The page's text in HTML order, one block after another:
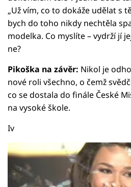
„Už vím, co to dokáže udělat s
bych do toho nikdy nechtěla
modelka. Co myslíte – vydrží jí
ne?
Pikoška na závěr: Nikol je
nové roli všechno, o čemž
co se dostala do finále České
na vysoké škole.
Iv